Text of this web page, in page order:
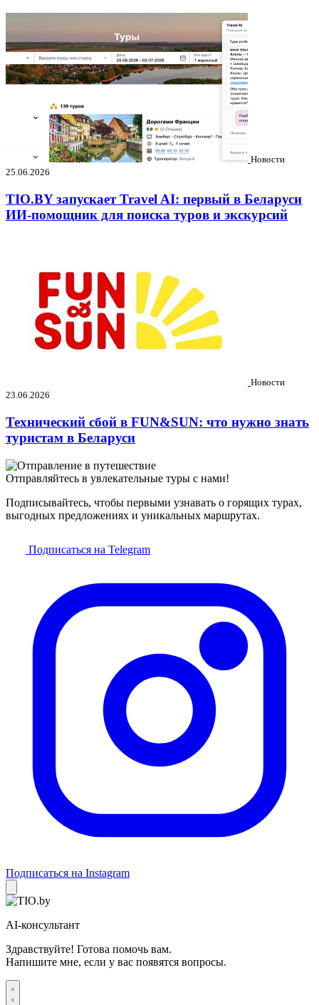
Новости
25.06.2026
TIO.BY запускает Travel AI: первый в Беларуси
ИИ-помощник для поиска туров и экскурсий
Новости
23.06.2026
Технический сбой в FUN&SUN: что нужно знать
туристам в Беларуси
Отправляйтесь в увлекательные туры с нами!
Подписывайтесь, чтобы первыми узнавать о горящих турах,
выгодных предложениях и уникальных маршрутах.
Подписаться на Telegram
Подписаться на Instagram
AI-консультант
Здравствуйте! Готова помочь вам.
Напишите мне, если у вас появятся вопросы.